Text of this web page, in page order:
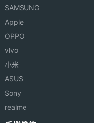
SAMSUNG
Apple
OPPO
vivo
小米
ASUS
Sony
realme